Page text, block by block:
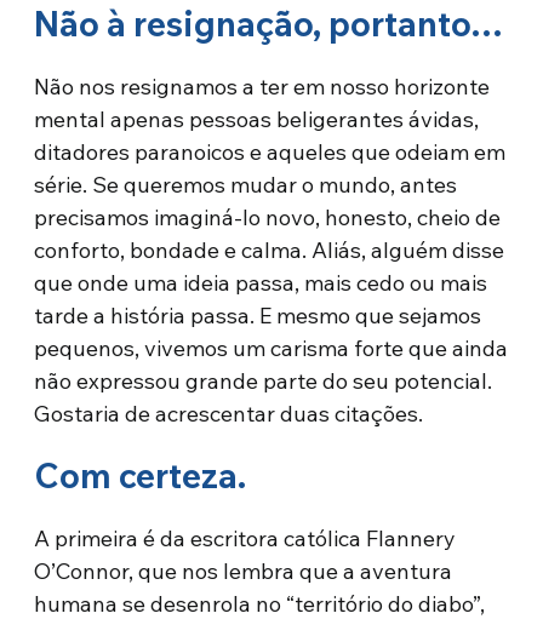
Não à resignação, portanto…
Não nos resignamos a ter em nosso horizonte
mental apenas pessoas beligerantes ávidas,
ditadores paranoicos e aqueles que odeiam em
série. Se queremos mudar o mundo, antes
precisamos imaginá-lo novo, honesto, cheio de
conforto, bondade e calma. Aliás, alguém disse
que onde uma ideia passa, mais cedo ou mais
tarde a história passa. E mesmo que sejamos
pequenos, vivemos um carisma forte que ainda
não expressou grande parte do seu potencial.
Gostaria de acrescentar duas citações.
Com certeza.
A primeira é da escritora católica Flannery
O’Connor, que nos lembra que a aventura
humana se desenrola no “território do diabo”,